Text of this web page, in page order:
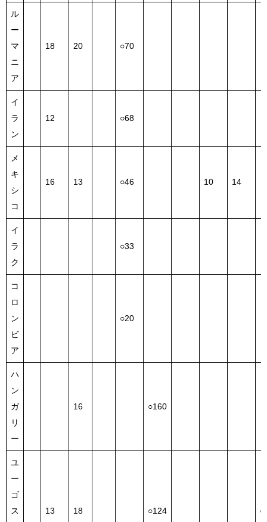
ル
ー
マ
ニ
ア
18 20 ○70
イ
ラ
ン
12 ○68
メ
キ
シ
コ
16 13 ○46 10 14
イ
ラ
ク
○33
コ
ロ
ン
ビ
ア
○20
ハ
ン
ガ
リ
ー
16 ○160
ユ
ー
ゴ
ス
13 18 ○124